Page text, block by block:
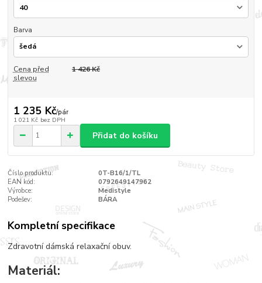
Barva
Cena před
slevou
1 426 Kč
1 235 Kč/pár
1 021 Kč bez DPH
Přidat do košíku
Číslo produktu:
0T-B16/1/TL
EAN kód:
0792649147962
Výrobce:
Medistyle
Podešev:
BÁRA
Kompletní specifikace
Zdravotní dámská relaxační obuv.
Materiál: